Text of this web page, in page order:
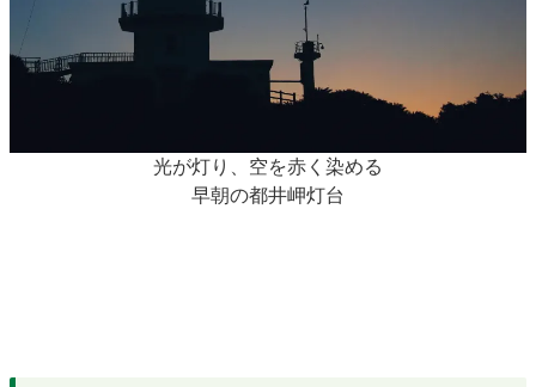
光が灯り、空を赤く染める
早朝の都井岬灯台